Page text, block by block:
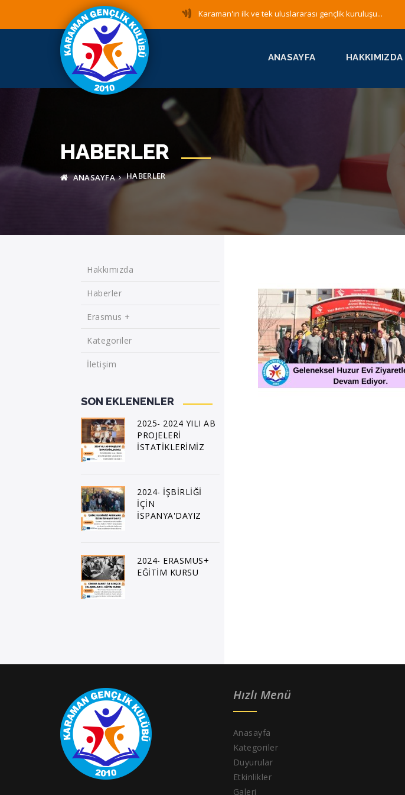
ANASAYFA HAKKIMIZDA
Karaman'ın ilk ve tek uluslararası gençlik kuruluşu...
HABERLER
ANASAYFA HABERLER
Hakkımızda
Haberler
Erasmus +
Kategoriler
İletişim
SON EKLENENLER
2025- 2024 YILI AB
PROJELERİ
İSTATİKLERİMİZ
2024- İŞBİRLİĞİ
İÇİN
İSPANYA'DAYIZ
2024- ERASMUS+
EĞİTİM KURSU
Hızlı Menü
Anasayfa
Kategoriler
Duyurular
Etkinlikler
Galeri